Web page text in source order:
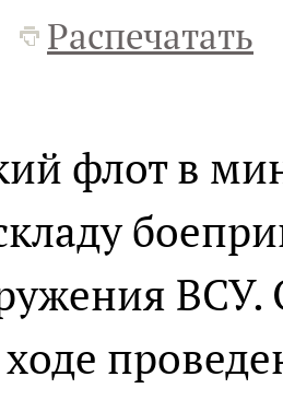
Распечатать
флот в
ВСУ.
ходе